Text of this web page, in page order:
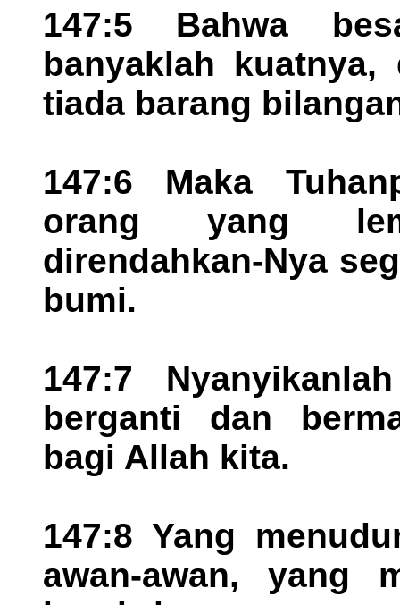
147:5 Bahwa
banyaklah kuatnya,
tiada barang
147:6 Maka
orang yang
direndahkan-Nya
bumi.
147:7
berganti dan
bagi Allah kita.
147:8 Yang
awan-awan, yang